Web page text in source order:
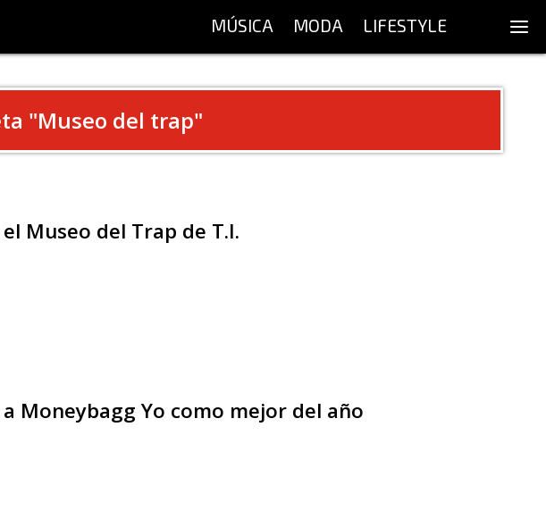
MÚSICA MODA LIFESTYLE
"Museo del trap"
Museo del Trap de T.I.
Moneybagg Yo como mejor del año